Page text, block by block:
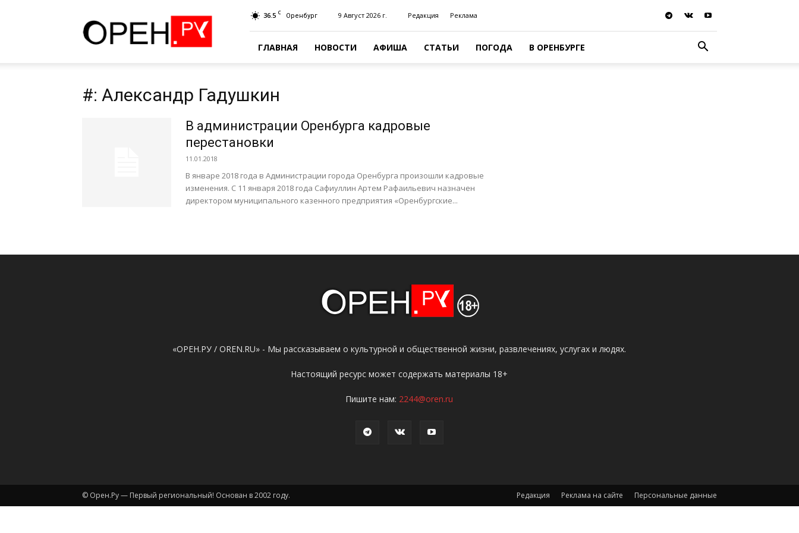
36.5 C Оренбург 9 Август 2026 г. Редакция Реклама
ГЛАВНАЯ НОВОСТИ АФИША СТАТЬИ ПОГОДА В ОРЕНБУРГЕ
#: Александр Гадушкин
В администрации Оренбурга кадровые
перестановки
11.01.2018
В январе 2018 года в Администрации города Оренбурга произошли кадровые
изменения. С 11 января 2018 года Сафиуллин Артем Рафаильевич назначен
директором муниципального казенного предприятия «Оренбургские...
«ОРЕН.РУ / OREN.RU» - Мы рассказываем о культурной и общественной жизни, развлечениях, услугах и людях.
Настоящий ресурс может содержать материалы 18+
Пишите нам: 2244@oren.ru
Редакция Реклама на сайте Персональные данные
© Орен.Ру — Первый региональный! Основан в 2002 году.